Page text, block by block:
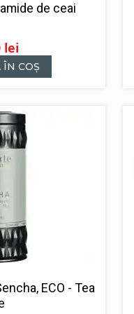
de ceai
lei
ÎN COȘ
ECO - Tea